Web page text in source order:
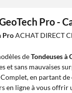
Pro -
ProACHAT DIRECT
deTondeuses à
et sans mauvaises
en partant de
en ligne à vous offrir